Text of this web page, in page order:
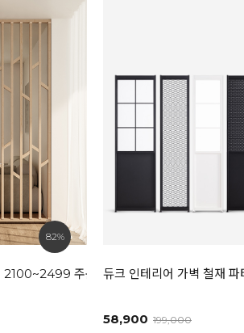
82%
2100~2499 주문제작 상품듀크 인테리어 가벽 철재
58,900 199,000